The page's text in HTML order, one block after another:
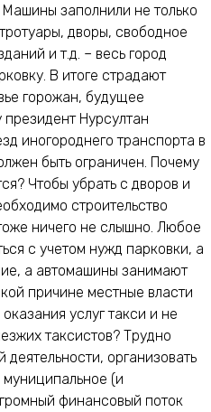
заполнили не только
дворы, свободное
и т.д. – весь город
В итоге страдают
горожан, будущее
Нурсултан
иногороднего транспорта в
быть ограничен. Почему
Чтобы убрать с дворов и
строительство
ничего не слышно. Любое
с учетом нужд парковки, а
а автомашины занимают
причине местные власти
услуг такси и не
таксистов? Трудно
организовать
(и
финансовый поток